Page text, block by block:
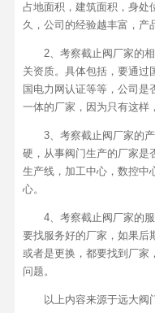
占地面积，建筑面积，身处
久，公司的经验越丰富，产
2、考察截止阀厂家的相
关资质。具体包括，要通过
国电力网认证等等，公司是
一体的厂家，因为只有这样
3、考察截止阀厂家的产
硬，从事阀门生产的厂家是
生产线，加工中心，数控中
心。
4、考察截止阀厂家的服
要找服务好的厂家，如果后
或者是更换，都要找到厂家
问题。
以上内容来源于远大阀门